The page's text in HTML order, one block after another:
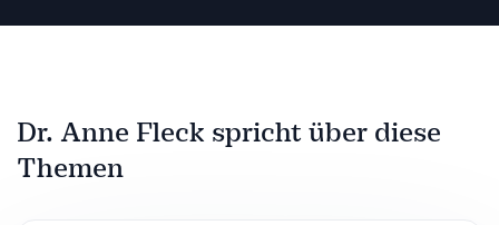
Dr. Anne Fleck spricht über diese
Themen